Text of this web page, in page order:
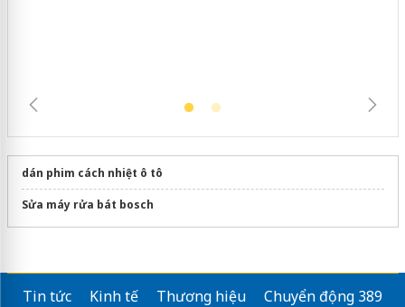
dán phim cách nhiệt ô tô
Sửa máy rửa bát bosch
Tin tức Kinh tế Thương hiệu
Chuyển động 389